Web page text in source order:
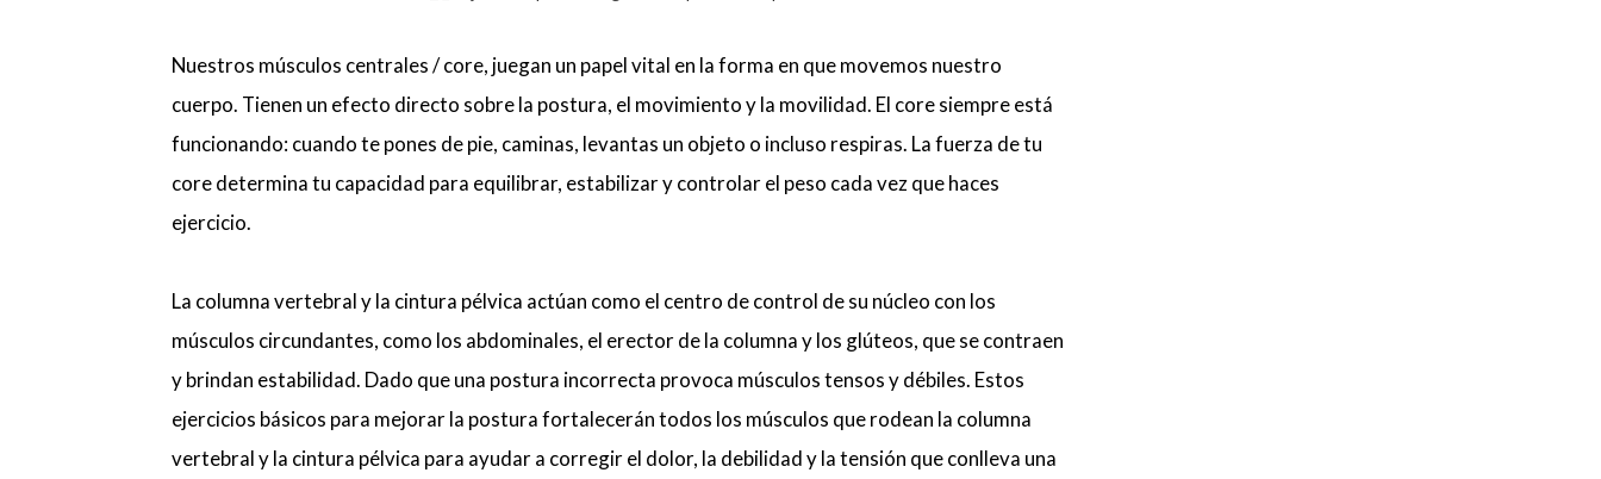
Nuestros músculos centrales / core, juegan un papel vital en la forma en que movemos nuestro
cuerpo. Tienen un efecto directo sobre la postura, el movimiento y la movilidad. El core siempre está
funcionando: cuando te pones de pie, caminas, levantas un objeto o incluso respiras. La fuerza de tu
core determina tu capacidad para equilibrar, estabilizar y controlar el peso cada vez que haces
ejercicio.
La columna vertebral y la cintura pélvica actúan como el centro de control de su núcleo con los
músculos circundantes, como los abdominales, el erector de la columna y los glúteos, que se contraen
y brindan estabilidad. Dado que una postura incorrecta provoca músculos tensos y débiles. Estos
ejercicios básicos para mejorar la postura fortalecerán todos los músculos que rodean la columna
vertebral y la cintura pélvica para ayudar a corregir el dolor, la debilidad y la tensión que conlleva una